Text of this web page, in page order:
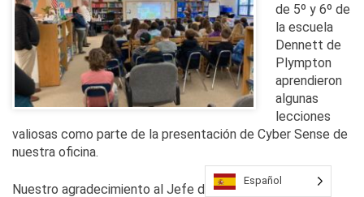
de 5º y 6º de
la escuela
Dennett de
Plympton
aprendieron
algunas
lecciones
valiosas como parte de la presentación de Cyber Sense de
nuestra oficina.
Nuestro agradecimiento al Jefe de Policía de Plympton
Español